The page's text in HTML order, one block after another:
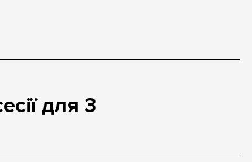
для 3